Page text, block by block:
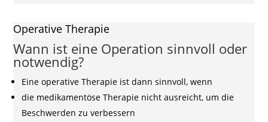
Operative Therapie
Wann ist eine Operation sinnvoll oder
notwendig?
Eine operative Therapie ist dann sinnvoll, wenn
die medikamentöse Therapie nicht ausreicht, um die
Beschwerden zu verbessern